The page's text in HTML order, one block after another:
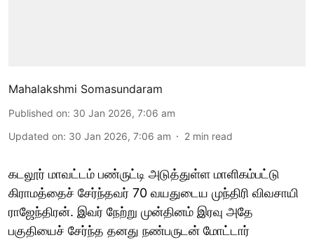
Mahalakshmi Somasundaram
Published on: 30 Jan 2026, 7:06 am
Updated on: 30 Jan 2026, 7:06 am 2 min read
கடலூர் மாவட்டம் பண்ருட்டி அடுத்துள்ள மாளிகம்பட்டு
கிராமத்தைச் சேர்ந்தவர் 70 வயதுடைய முந்திரி விவசாயி
ராஜேந்திரன். இவர் நேற்று முன்தினம் இரவு அதே
பகுதியைச் சேர்ந்த தனது நண்பருடன் மோட்டார்